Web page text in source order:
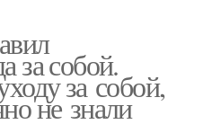
за собой.
за собой,
не знали